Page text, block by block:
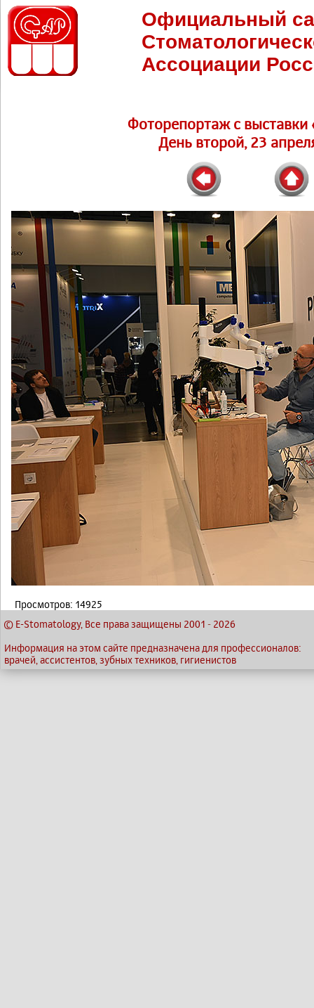
Официальный
Ассоциации
Фоторепортаж c выставки
День второй, 23
Просмотров: 14925
© E-Stomatology, Все права защищены 2001 - 2026
Информация на этом сайте предназначена для профессионалов:
врачей, ассистентов, зубных техников, гигиенистов